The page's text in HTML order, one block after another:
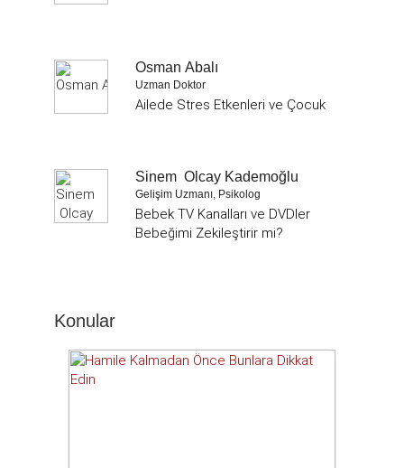
Osman Abalı
Uzman Doktor
Ailede Stres Etkenleri ve Çocuk
Sinem Olcay Kademoğlu
Gelişim Uzmanı, Psikolog
Bebek TV Kanalları ve DVDler
Bebeğimi Zekileştirir mi?
Konular